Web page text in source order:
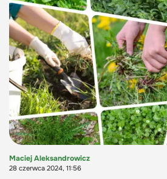
Maciej Aleksandrowicz
28 czerwca 2024, 11:56